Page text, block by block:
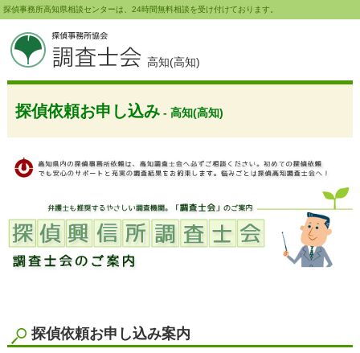
探偵依頼お申し込み- 高知(高知)
探偵依頼お申し込み案内
高知(高知)
探偵事務所高知県相談センターは、24時間無料相談を受け付けております。